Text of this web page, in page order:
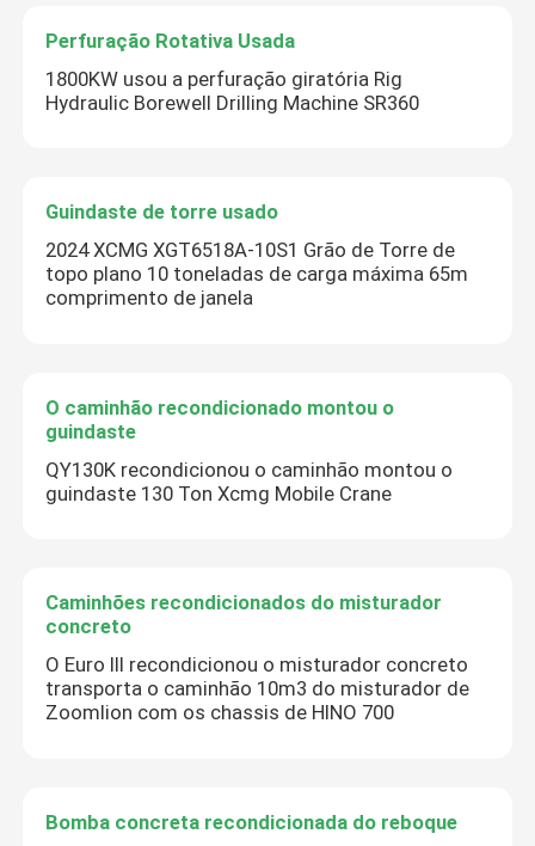
Perfuração Rotativa Usada
1800KW usou a perfuração giratória Rig
Hydraulic Borewell Drilling Machine SR360
Guindaste de torre usado
2024 XCMG XGT6518A-10S1 Grão de Torre de
topo plano 10 toneladas de carga máxima 65m
comprimento de janela
O caminhão recondicionado montou o
guindaste
QY130K recondicionou o caminhão montou o
guindaste 130 Ton Xcmg Mobile Crane
Caminhões recondicionados do misturador
concreto
O Euro III recondicionou o misturador concreto
transporta o caminhão 10m3 do misturador de
Zoomlion com os chassis de HINO 700
Bomba concreta recondicionada do reboque